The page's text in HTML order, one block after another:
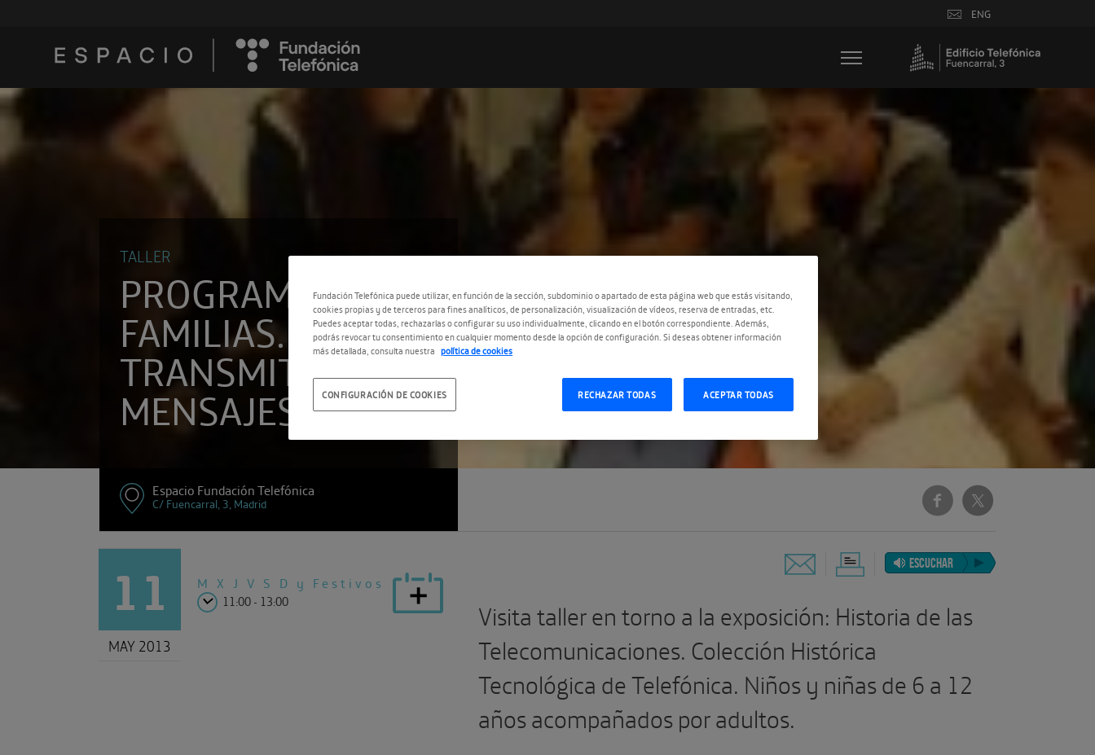
ENG
TALLER
PROGRAMA PARA
FAMILIAS. SOS,
TRANSMITIENDO
MENSAJES
Espacio Fundación Telefónica
C/ Fuencarral, 3, Madrid
11
MAY 2013
M X J V S D y Festivos
11:00 - 13:00
ESCUCHAR
Visita taller en torno a la exposición: Historia de las
Telecomunicaciones. Colección Histórica
Tecnológica de Telefónica. Niños y niñas de 6 a 12
años acompañados por adultos.
Fundación Telefónica puede utilizar, en función de la sección, subdominio o apartado de esta página web que estás visitando,
cookies propias y de terceros para fines analíticos, de personalización, visualización de vídeos, reserva de entradas, etc.
Puedes aceptar todas, rechazarlas o configurar su uso individualmente, clicando en el botón correspondiente. Además,
podrás revocar tu consentimiento en cualquier momento desde la opción de configuración. Si deseas obtener información
más detallada, consulta nuestra política de cookies
RECHAZAR TODAS ACEPTAR TODAS
CONFIGURACIÓN DE COOKIES